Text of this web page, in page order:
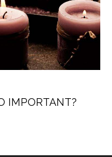
IMPORTANT?